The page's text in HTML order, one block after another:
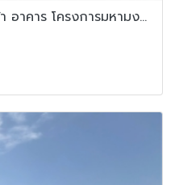
ให้เช่า โรงงาน โกดัง คลังสินค้า อาคาร โครงการมหามงคล อินดัสเทรียล